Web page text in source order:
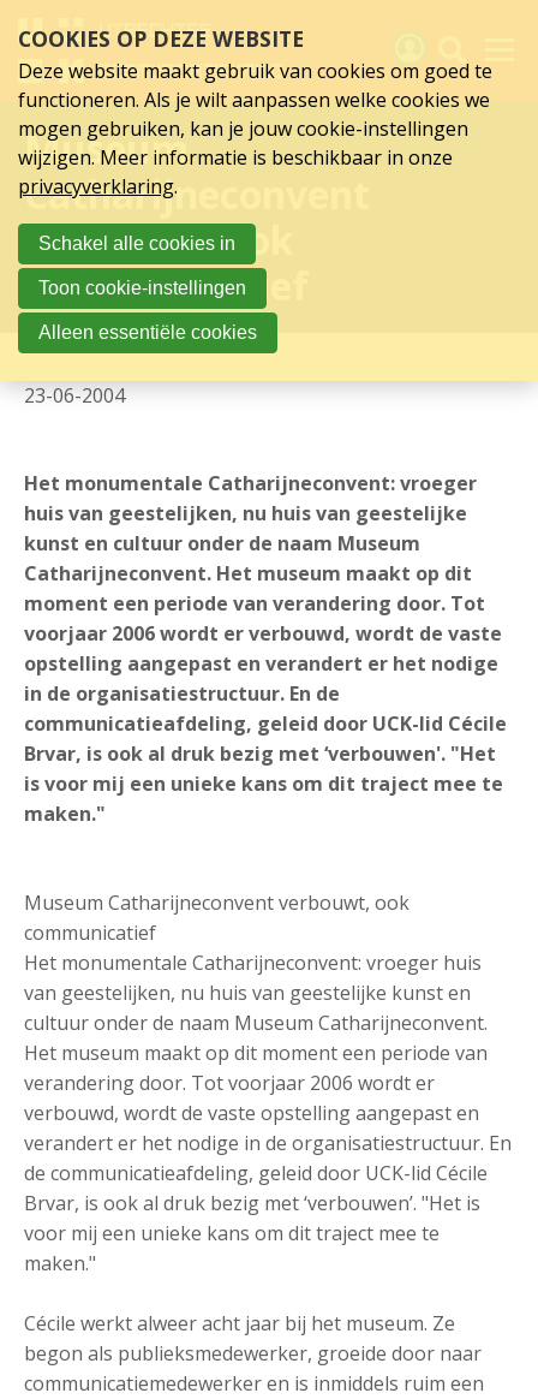
links
over
Spring
hoofd
inhoud
Spring
naar
hoofdnavigatie
Museum
Catharijneconvent
verbouwt, ook
communicatief
23-06-2004
Het monumentale Catharijneconvent: vroeger
huis van geestelijken, nu huis van geestelijke
kunst en cultuur onder de naam Museum
Catharijneconvent. Het museum maakt op dit
moment een periode van verandering door. Tot
voorjaar 2006 wordt er verbouwd, wordt de vaste
opstelling aangepast en verandert er het nodige
in de organisatiestructuur. En de
communicatieafdeling, geleid door UCK-lid Cécile
Brvar, is ook al druk bezig met ‘verbouwen'. "Het
is voor mij een unieke kans om dit traject mee te
maken."
Museum Catharijneconvent verbouwt, ook
communicatief
Het monumentale Catharijneconvent: vroeger huis
van geestelijken, nu huis van geestelijke kunst en
cultuur onder de naam Museum Catharijneconvent.
Het museum maakt op dit moment een periode van
verandering door. Tot voorjaar 2006 wordt er
verbouwd, wordt de vaste opstelling aangepast en
verandert er het nodige in de organisatiestructuur. En
de communicatieafdeling, geleid door UCK-lid Cécile
Brvar, is ook al druk bezig met ‘verbouwen’. "Het is
voor mij een unieke kans om dit traject mee te
maken."
Cécile werkt alweer acht jaar bij het museum. Ze
begon als publieksmedewerker, groeide door naar
communicatiemedewerker en is inmiddels ruim een
Activiteiten
Nieuws
Verslagen
Sluit je aan
Over UCK
COOKIES OP DEZE WEBSITE
Deze website maakt gebruik van cookies om goed te
functioneren. Als je wilt aanpassen welke cookies we
mogen gebruiken, kan je jouw cookie-instellingen
wijzigen. Meer informatie is beschikbaar in onze
privacyverklaring.
Schakel alle cookies in
Toon cookie-instellingen
Alleen essentiële cookies